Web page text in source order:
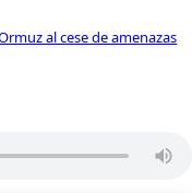
al cese de amenazas